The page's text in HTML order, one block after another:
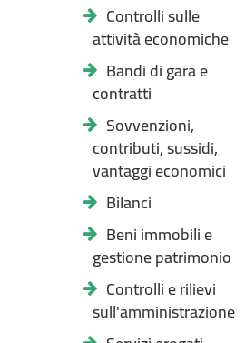
Controlli sulle
attività economiche
Bandi di gara e
contratti
Sovvenzioni,
contributi, sussidi,
vantaggi economici
Bilanci
Beni immobili e
gestione patrimonio
Controlli e rilievi
sull'amministrazione